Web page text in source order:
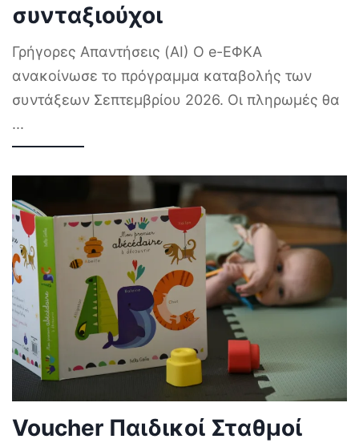
συνταξιούχοι
Γρήγορες Απαντήσεις (AI) Ο e-ΕΦΚΑ
ανακοίνωσε το πρόγραμμα καταβολής των
συντάξεων Σεπτεμβρίου 2026. Οι πληρωμές θα
...
Voucher Παιδικοί Σταθμοί